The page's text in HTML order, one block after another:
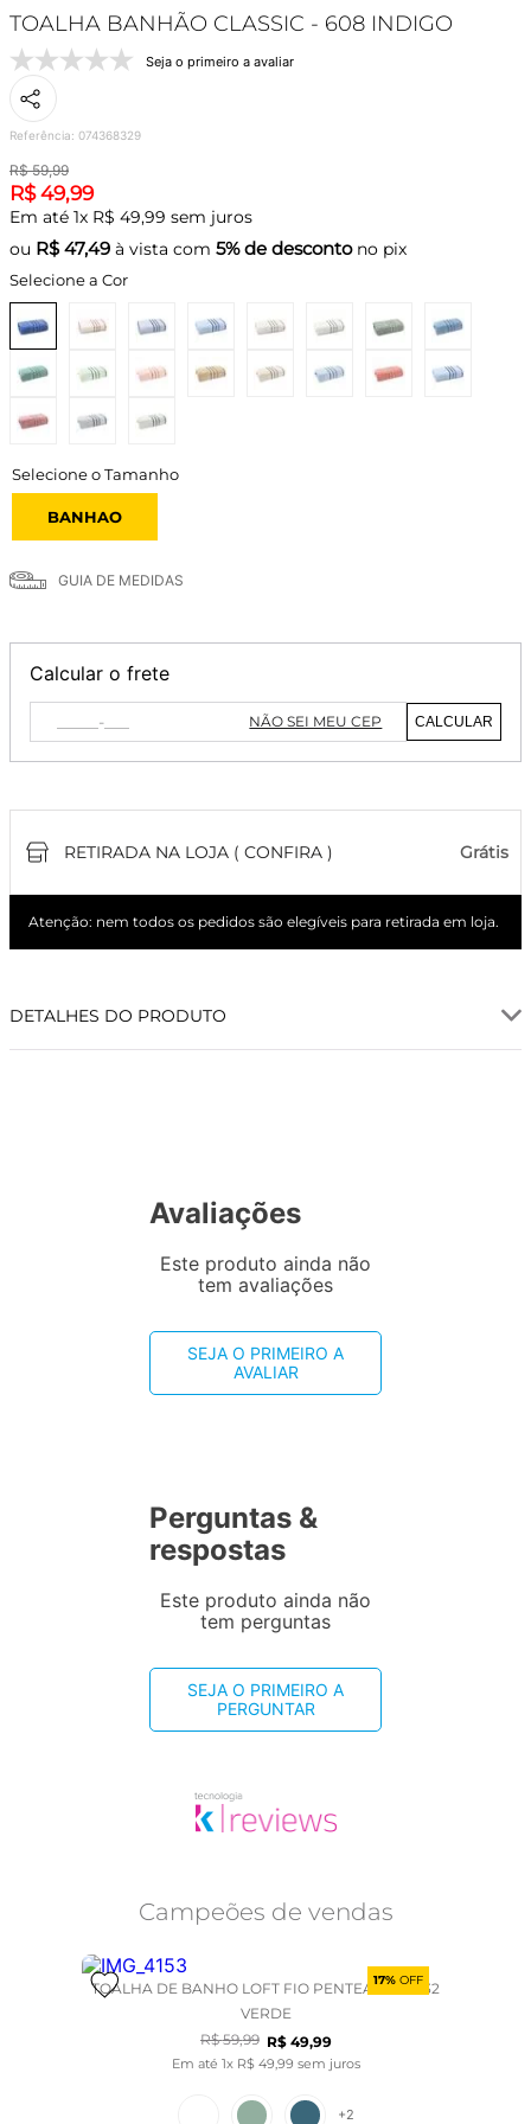
TOALHA BANHÃO CLASSIC - 608 INDIGO
Seja o primeiro a avaliar
Referência: 074368329
R$ 59,99
R$ 49,99
Em até 1x R$ 49,99 sem juros
ou R$ 47,49 à vista com 5% de descontono pix
Selecione a Cor
BANHAO
GUIA DE MEDIDAS
Calcular o frete
NÃO SEI MEU CEP CALCULAR
RETIRADA NA LOJA ( CONFIRA ) Grátis
Atenção: nem todos os pedidos são elegíveis para retirada em loja.
DETALHES DO PRODUTO
Avaliações
Este produto ainda não
tem avaliações
SEJA O PRIMEIRO A
AVALIAR
Perguntas &
respostas
Este produto ainda não
tem perguntas
SEJA O PRIMEIRO A
PERGUNTAR
Campeões de vendas
17% OFF
TOALHA DE BANHO LOFT FIO PENTEADO - 1932
VERDE
R$ 59,99 R$ 49,99
Em até 1x R$ 49 99 sem juros
+2